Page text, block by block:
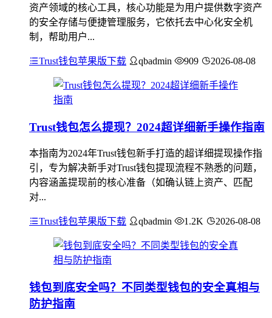
资产领域的核心工具，核心功能是为用户提供数字资产
的安全存储与便捷管理服务，它依托去中心化安全机
制，帮助用户...
Trust钱包苹果版下载 qbadmin 909 2026-08-08
Trust钱包怎么提现？2024超详细新手操作指南
本指南为2024年Trust钱包新手打造的超详细提现操作指
引，专为解决新手对Trust钱包提现流程不熟悉的问题，
内容涵盖提现前的核心准备（如确认链上资产、匹配
对...
Trust钱包苹果版下载 qbadmin 1.2K 2026-08-08
钱包到底安全吗？不同类型钱包的安全真相与
防护指南